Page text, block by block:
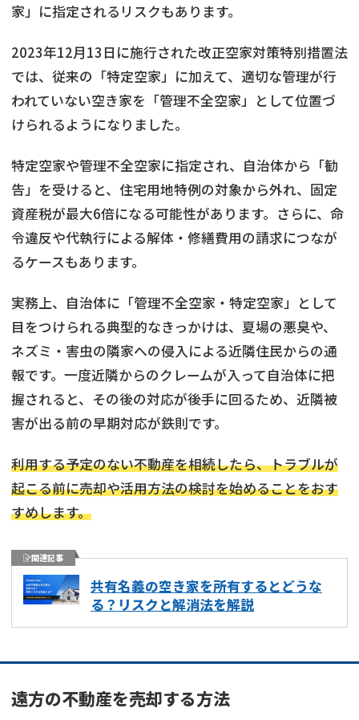
家」に指定されるリスクもあります。
2023年12月13日に施行された改正空家対策特別措置法
では、従来の「特定空家」に加えて、適切な管理が行
われていない空き家を「管理不全空家」として位置づ
けられるようになりました。
特定空家や管理不全空家に指定され、自治体から「勧
告」を受けると、住宅用地特例の対象から外れ、固定
資産税が最大6倍になる可能性があります。さらに、命
令違反や代執行による解体・修繕費用の請求につなが
るケースもあります。
実務上、自治体に「管理不全空家・特定空家」として
目をつけられる典型的なきっかけは、夏場の悪臭や、
ネズミ・害虫の隣家への侵入による近隣住民からの通
報です。一度近隣からのクレームが入って自治体に把
握されると、その後の対応が後手に回るため、近隣被
害が出る前の早期対応が鉄則です。
利用する予定のない不動産を相続したら、トラブルが
起こる前に売却や活用方法の検討を始めることをおす
すめします。
関連記事
共有名義の空き家を所有するとどうな
る？リスクと解消法を解説
遠方の不動産を売却する方法